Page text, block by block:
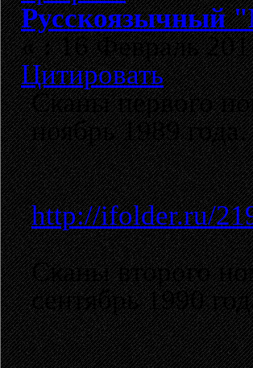
Русскоязычный
«:16 Февраль
Цитировать
Сканы первого
ноябрь 1989 года.
http://ifolder.ru/
Сканы второго
сентябрь 1990